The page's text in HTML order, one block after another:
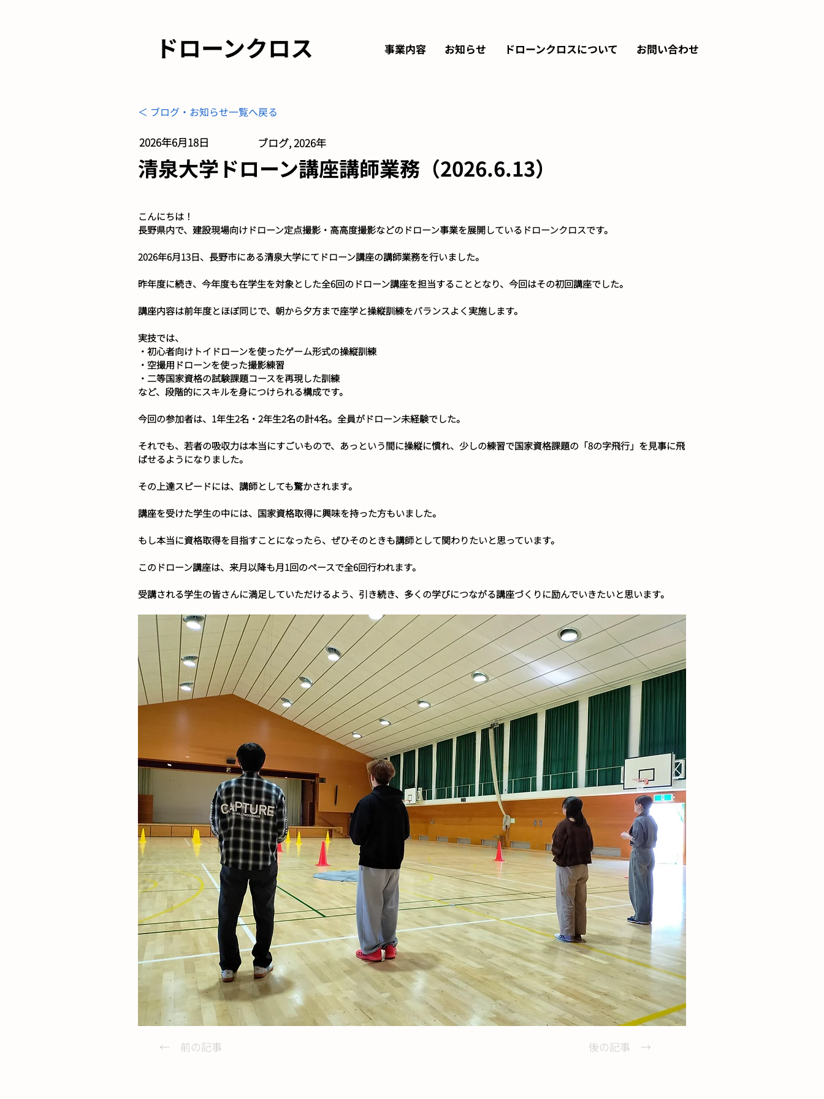
ドローンクロス 事業内容 お知らせ ドローンクロスについて お問い合わせ
＜ ブログ・お知らせ一覧へ戻る
2026年6月18日 ブログ, 2026年
清泉大学ドローン講座講師業務（2026.6.13）
こんにちは！
長野県内で、建設現場向けドローン定点撮影・高高度撮影などのドローン事業を展開しているドローンクロスです。
2026年6月13日、長野市にある清泉大学にてドローン講座の講師業務を行いました。
昨年度に続き、今年度も在学生を対象とした全6回のドローン講座を担当することとなり、今回はその初回講座でした。
講座内容は前年度とほぼ同じで、朝から夕方まで座学と操縦訓練をバランスよく実施します。
実技では、
・初心者向けトイドローンを使ったゲーム形式の操縦訓練
・空撮用ドローンを使った撮影練習
・二等国家資格の試験課題コースを再現した訓練
など、段階的にスキルを身につけられる構成です。
今回の参加者は、1年生2名・2年生2名の計4名。全員がドローン未経験でした。
それでも、若者の吸収力は本当にすごいもので、あっという間に操縦に慣れ、少しの練習で国家資格課題の「8の字飛行」を見事に飛
ばせるようになりました。
その上達スピードには、講師としても驚かされます。
講座を受けた学生の中には、国家資格取得に興味を持った方もいました。
もし本当に資格取得を目指すことになったら、ぜひそのときも講師として関わりたいと思っています。
このドローン講座は、来月以降も月1回のペースで全6回行われます。
受講される学生の皆さんに満足していただけるよう、引き続き、多くの学びにつながる講座づくりに励んでいきたいと思います。
← 前の記事 後の記事 →